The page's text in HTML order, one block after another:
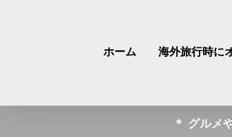
ホーム 海外旅行時に
＊ グルメ